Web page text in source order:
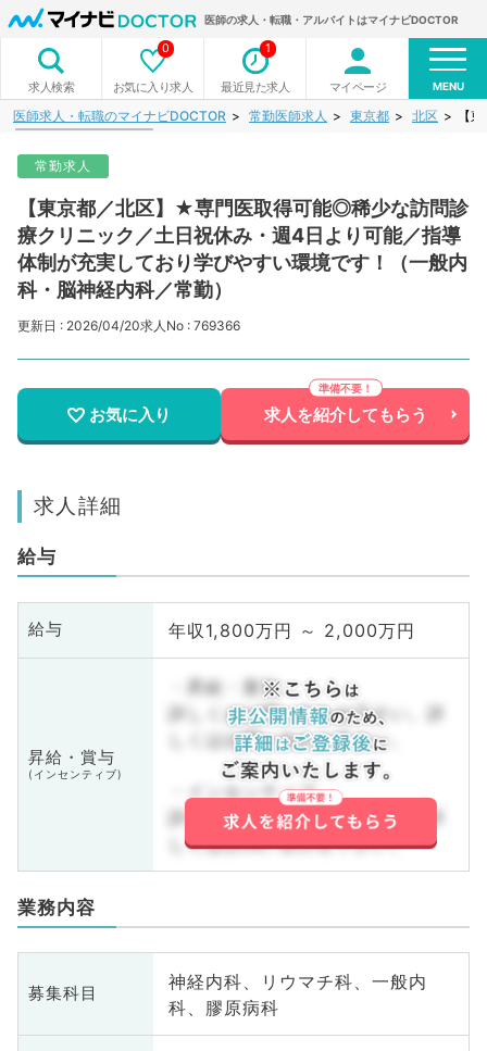
医師の求人・転職・アルバイトはマイナビDOCTOR
求人検索 お気に入り求人
0
最近見た求人
1
マイページ MENU
医師求人・転職のマイナビDOCTOR 常勤医師求人 東京都 北区 【
常勤求人
【東京都／北区】★専門医取得可能◎稀少な訪問診
療クリニック／土日祝休み・週4日より可能／指導
体制が充実しており学びやすい環境です！（一般内
科・脳神経内科／常勤）
更新日 : 2026/04/20求人No : 769366
お気に入り 求人を紹介してもらう
求人詳細
給与
給与 年収1,800万円 ～ 2,000万円
昇給・賞与
(インセンティブ)
・昇給・賞与
詳しくはお問い合わせ下さい。詳
しくはお問い合わせ下さい。
・インセンティブ
詳しくはお問い合わせ下さい。詳
しくはお問い合わせ下さい。
業務内容
募集科目
神経内科、リウマチ科、一般内
科、膠原病科